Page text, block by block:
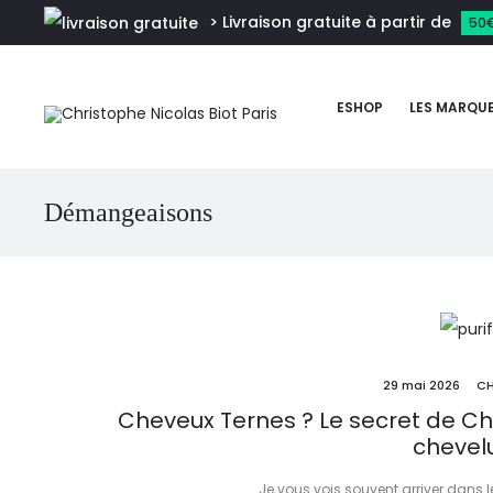
> Livraison gratuite à partir de
ESHOP LES
Démangeaisons
29 mai 2026
Cheveux Ternes ? Le secret de